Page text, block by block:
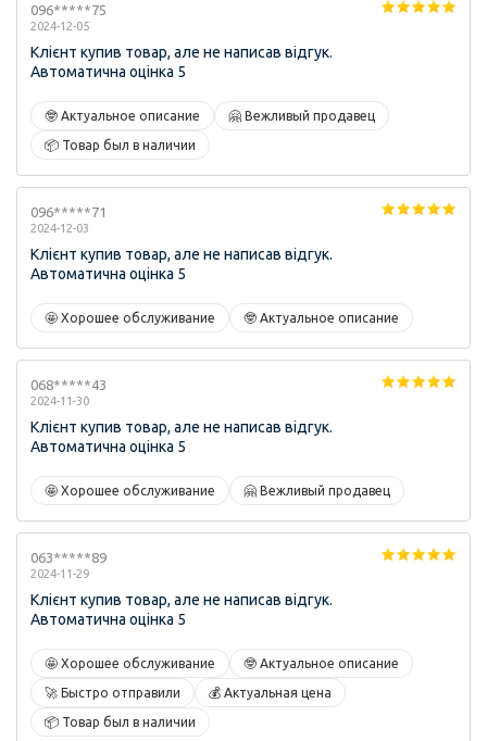
096*****75
2024-12-05
Клієнт купив товар, але не написав відгук.
Автоматична оцінка 5
🤓 Актуальное описание 🤗 Вежливый продавец
📦 Товар был в наличии
096*****71
2024-12-03
Клієнт купив товар, але не написав відгук.
Автоматична оцінка 5
🤩 Хорошее обслуживание 🤓 Актуальное описание
068*****43
2024-11-30
Клієнт купив товар, але не написав відгук.
Автоматична оцінка 5
🤩 Хорошее обслуживание 🤗 Вежливый продавец
063*****89
2024-11-29
Клієнт купив товар, але не написав відгук.
Автоматична оцінка 5
🤩 Хорошее обслуживание 🤓 Актуальное описание
🚀 Быстро отправили 💰 Актуальная цена
📦 Товар был в наличии